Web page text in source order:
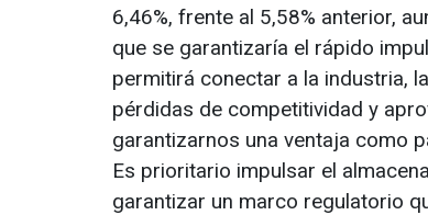
6,46%, frente al 5,58% anterior,
que se garantizaría el rápido
permitirá conectar a la industria,
pérdidas de competitividad y
garantizarnos una ventaja como
Es prioritario impulsar el
garantizar un marco regulatorio